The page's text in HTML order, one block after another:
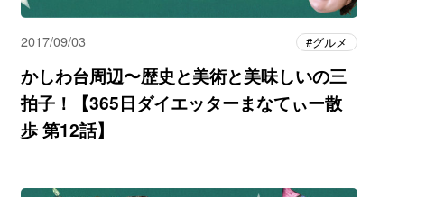
2017/09/03 グルメ
かしわ台周辺〜歴史と美術と美味しいの三
拍子！【365日ダイエッターまなてぃー散
歩 第12話】